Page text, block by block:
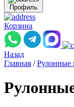
Профиль
Корзина
Назад
Главная / Рулонные